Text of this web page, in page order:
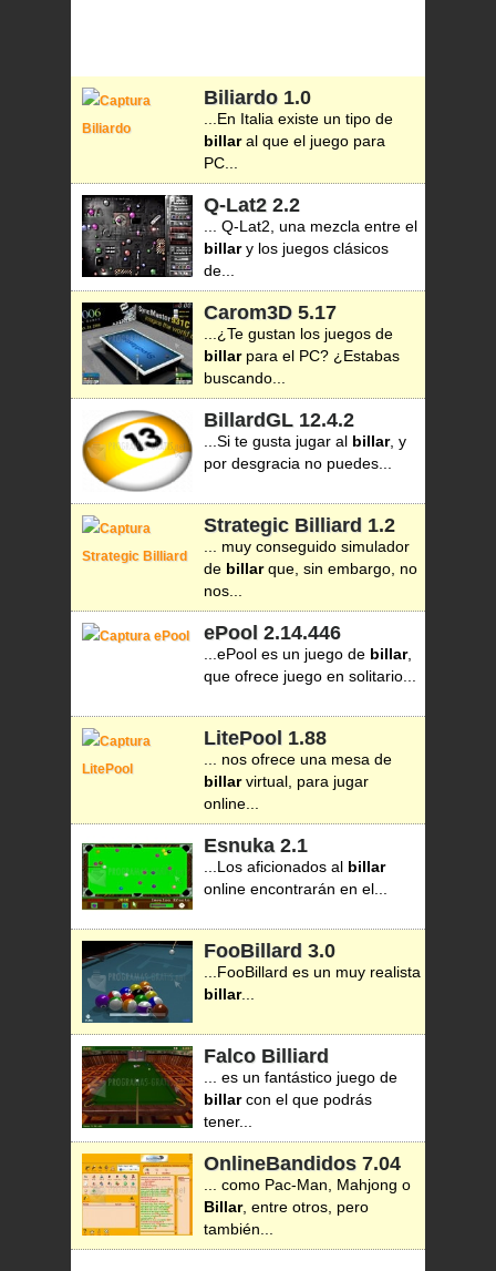
Biliardo 1.0
...En Italia existe un tipo de
billaral que el juego para
PC...
Q-Lat2 2.2
... Q-Lat2, una mezcla entre el
billary los juegos clásicos
de...
Carom3D 5.17
...¿Te gustan los juegos de
billarpara el PC? ¿Estabas
buscando...
BillardGL 12.4.2
...Si te gusta jugar al billar, y
por desgracia no puedes...
Strategic Billiard 1.2
... muy conseguido simulador
de billarque, sin embargo, no
nos...
ePool 2.14.446
...ePool es un juego de billar,
que ofrece juego en solitario...
LitePool 1.88
... nos ofrece una mesa de
billarvirtual, para jugar
online...
Esnuka2.1
...Los aficionados al billar
online encontrarán en el...
FooBillard 3.0
...FooBillard es un muy realista
billar...
Falco Billiard
... es un fantástico juego de
billarcon el que podrás
tener...
OnlineBandidos 7.04
... como Pac-Man, Mahjong o
Billar, entre otros, pero
también...